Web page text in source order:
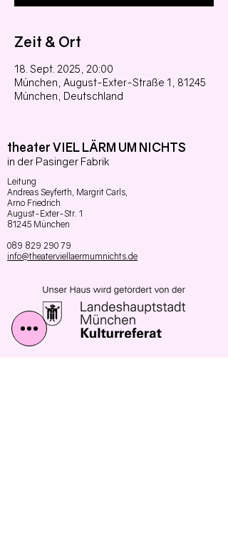
Zeit & Ort
18. Sept. 2025, 20:00
München, August-Exter-Straße 1, 81245
München, Deutschland
theater VIEL LÄRM UM NICHTS
in der Pasinger Fabrik
Leitung
Andreas Seyferth, Margrit Carls,
Arno Friedrich
August-Exter-Str. 1
81245 München
089 829 290 79
info@theaterviellaermumnichts.de